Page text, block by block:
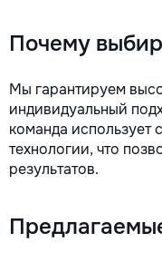
Почему
Мы гарантируем
индивидуальный
команда использует
технологии, что
результатов.